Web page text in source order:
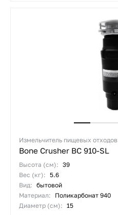
Измельчитель пищевых отходов
Bone Crusher BC 910-SL
Высота (см): 39
Вес (кг): 5.6
Вид: бытовой
Материал:
Поликарбонат 940
Диаметр (см): 15